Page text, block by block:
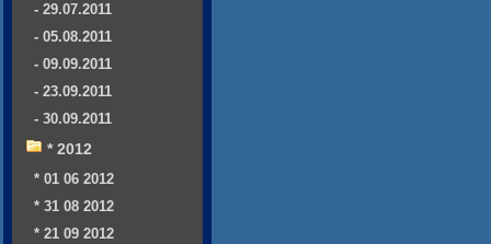
- 29.07.2011
- 05.08.2011
- 09.09.2011
- 23.09.2011
- 30.09.2011
* 2012
* 01 06 2012
* 31 08 2012
* 21 09 2012